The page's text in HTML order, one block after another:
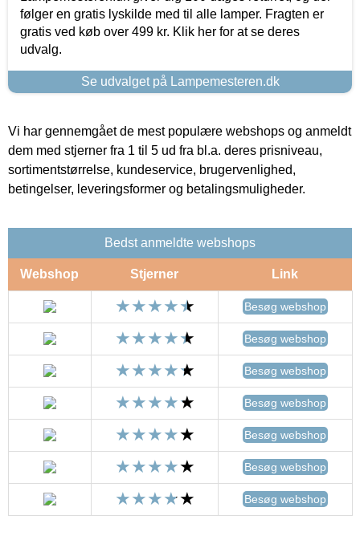
følger en gratis lyskilde med til alle lamper. Fragten er
gratis ved køb over 499 kr. Klik her for at se deres
udvalg.
Se udvalget på Lampemesteren.dk
Vi har gennemgået de mest populære webshops og anmeldt
dem med stjerner fra 1 til 5 ud fra bl.a. deres prisniveau,
sortimentstørrelse, kundeservice, brugervenlighed,
betingelser, leveringsformer og betalingsmuligheder.
Bedst anmeldte webshops
Webshop Stjerner Link
Besøg webshop
Besøg webshop
Besøg webshop
Besøg webshop
Besøg webshop
Besøg webshop
Besøg webshop